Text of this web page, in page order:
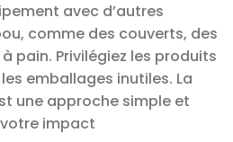
avec d’autres
comme des couverts, des
pain. Privilégiez les produits
emballages inutiles. La
une approche simple et
impact